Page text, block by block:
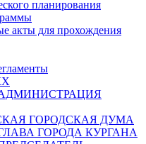
планирования
акты для прохождения
ГОРОДСКАЯ ДУМА
ГОРОДА КУРГАНА